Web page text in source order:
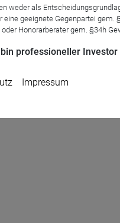
KI kann viel
DRESCHER & CIE
Jedes Jahr
weder als
eine geeignete Gegenpartei gem.
Honorarberater gem. §34h
professioneller
Impressum